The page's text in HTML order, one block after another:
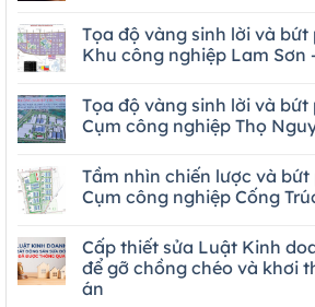
Tọa độ vàng sinh lời và
Khu công nghiệp Lam Sơn
Tọa độ vàng sinh lời và
Cụm công nghiệp Thọ
Tầm nhìn chiến lược và
Cụm công nghiệp Cống
Cấp thiết sửa Luật Kinh
để gỡ chồng chéo và khơi
án